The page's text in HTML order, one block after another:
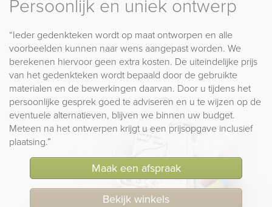
Persoonlijk en uniek ontwerp
“Ieder gedenkteken wordt op maat ontworpen en alle
voorbeelden kunnen naar wens aangepast worden. We
berekenen hiervoor geen extra kosten. De uiteindelijke prijs
van het gedenkteken wordt bepaald door de gebruikte
materialen en de bewerkingen daarvan. Door u tijdens het
persoonlijke gesprek goed te adviseren en u te wijzen op de
eventuele alternatieven, blijven we binnen uw budget.
Meteen na het ontwerpen krijgt u een prijsopgave inclusief
plaatsing.”
Maak een afspraak
Bekijk winkels